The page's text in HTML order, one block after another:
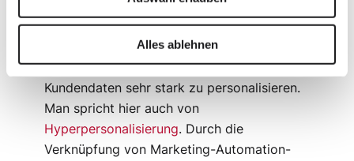
Alles ablehnen
Programmatic Printingist eine innovative
Technologie, die es ermöglicht,
Druckerzeugnisse anhand von individuellen
Kundendaten sehr stark zu personalisieren.
Man spricht hier auch von
Hyperpersonalisierung. Durch die
Verknüpfung von Marketing-Automation-